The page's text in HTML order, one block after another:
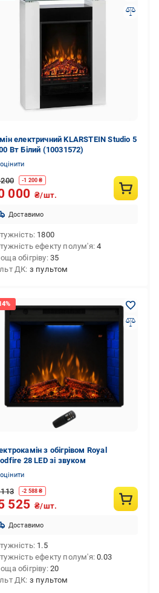
електричний KLARSTEIN Studio 5
Вт Білий (10031572)
оцінити
-1 200 ₴
000 ₴/шт.
Доставимо
1800
ефекту полум'я 4
обігріву 35
ДК з пультом
з обігрівом Royal
28 LED зі звуком
оцінити
-2 588 ₴
525 ₴/шт.
Доставимо
1.5
ефекту полум'я 0.03
обігріву 20
ДК з пультом